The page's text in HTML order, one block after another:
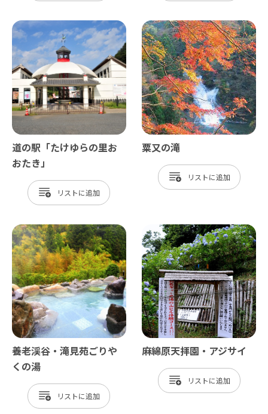
道の駅「たけゆらの里お
おたき」
リスト
粟又の滝
リスト
養老渓谷・滝見苑ごりや
くの湯
リスト
麻綿原天拝園・アジサイ
リスト